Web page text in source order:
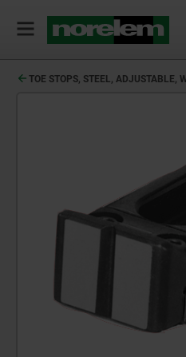
TOE STOPS, STEEL, ADJUSTABLE,